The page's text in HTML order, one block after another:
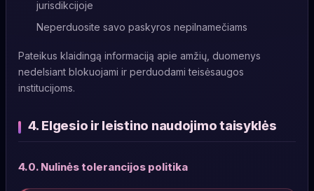
jurisdikcijoje
Neperduosite savo paskyros nepilnamečiams
Pateikus klaidingą informaciją apie amžių, duomenys
nedelsiant blokuojami ir perduodami teisėsaugos
institucijoms.
4. Elgesio ir leistino naudojimo taisyklės
4.0. Nulinės tolerancijos politika